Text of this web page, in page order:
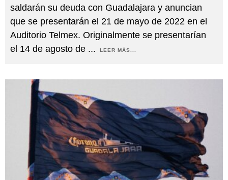
saldarán su deuda con Guadalajara y anuncian
que se presentarán el 21 de mayo de 2022 en el
Auditorio Telmex. Originalmente se presentarían
el 14 de agosto de ... LEER MÁS...